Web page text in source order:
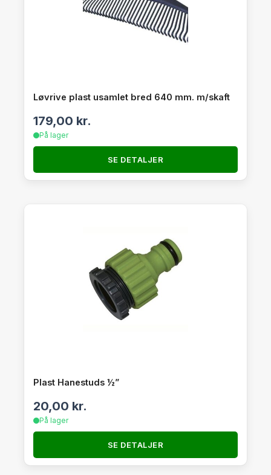
Løvrive plast usamlet bred 640 mm. m/skaft
179,00 kr.
På lager
SE DETALJER
Plast Hanestuds ½”
20,00 kr.
På lager
SE DETALJER